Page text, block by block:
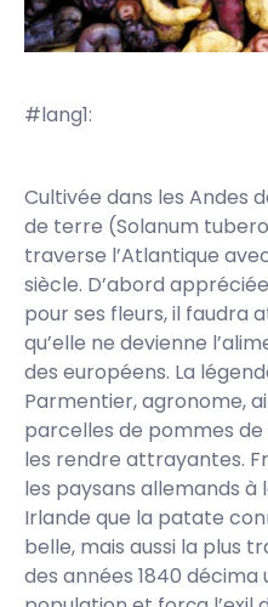
#lang1:
Cultivée dans les Andes
de terre (Solanum
traverse l’Atlantique
siècle. D’abord
pour ses fleurs, il faudra
qu’elle ne devienne
des européens. La
Parmentier, agronome,
parcelles de pommes
les rendre attrayantes.
les paysans allemands à
Irlande que la patate
belle, mais aussi la plus
des années 1840